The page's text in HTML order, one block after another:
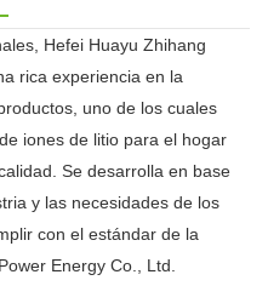
Hefei Huayu Zhihang
rica experiencia en la
uno de los cuales
iones de litio para el hogar
Se desarrolla en base
y las necesidades de los
con el estándar de la
Energy Co., Ltd.